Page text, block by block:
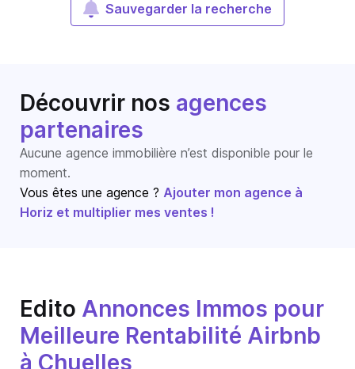
Sauvegarder la recherche
Découvrir nos agences
partenaires
Aucune agence immobilière n’est disponible pour le
moment.
Vous êtes une agence ? Ajouter mon agence à
Horiz et multiplier mes ventes !
Edito Annonces Immos pour
Meilleure Rentabilité Airbnb
à Chuelles